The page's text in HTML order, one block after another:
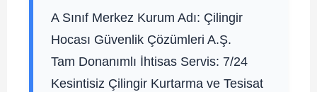
A Sınıf Merkez Kurum Adı: Çilingir
Hocası Güvenlik Çözümleri A.Ş.
Tam Donanımlı İhtisas Servis: 7/24
Kesintisiz Çilingir Kurtarma ve Tesisat